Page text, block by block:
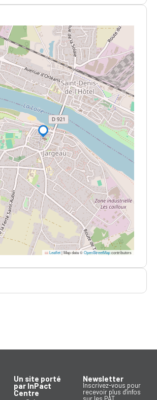
Leaflet|Map data ©OpenStreetMapcontributors
Un site porté
par InPact
Centre
Newsletter
Inscrivez-vous pour
recevoir plus d'infos